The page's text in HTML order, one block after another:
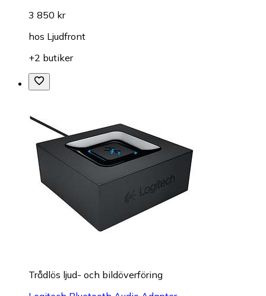
3 850 kr
hos Ljudfront
+2 butiker
Trådlös ljud- och bildöverföring